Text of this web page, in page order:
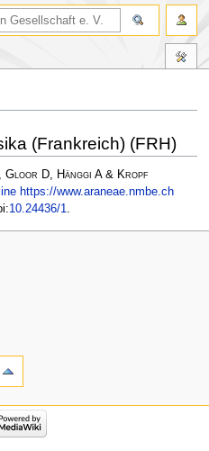
(Frankreich) (FRH)
Gloor D, Hänggi A & Kropf
https://www.araneae.nmbe.ch
10.24436/1.